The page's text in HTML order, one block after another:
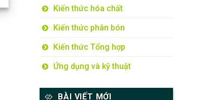
Kiến thức hóa chất
Kiến thức phân bón
Kiến thức Tổng hợp
Ứng dụng và kỹ thuật
BÀI VIẾT MỚI